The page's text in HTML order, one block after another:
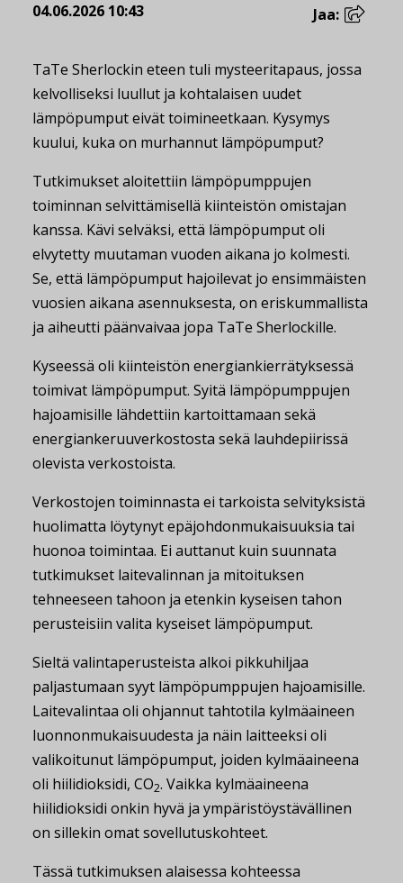
04.06.2026 10:43 Jaa:
TaTe Sherlockin eteen tuli mysteeritapaus, jossa
kelvolliseksi luullut ja kohtalaisen uudet
lämpöpumput eivät toimineetkaan. Kysymys
kuului, kuka on murhannut lämpöpumput?
Tutkimukset aloitettiin lämpöpumppujen
toiminnan selvittämisellä kiinteistön omistajan
kanssa. Kävi selväksi, että lämpöpumput oli
elvytetty muutaman vuoden aikana jo kolmesti.
Se, että lämpöpumput hajoilevat jo ensimmäisten
vuosien aikana asennuksesta, on eriskummallista
ja aiheutti päänvaivaa jopa TaTe Sherlockille.
Kyseessä oli kiinteistön energiankierrätyksessä
toimivat lämpöpumput. Syitä lämpöpumppujen
hajoamisille lähdettiin kartoittamaan sekä
energiankeruuverkostosta sekä lauhdepiirissä
olevista verkostoista.
Verkostojen toiminnasta ei tarkoista selvityksistä
huolimatta löytynyt epäjohdonmukaisuuksia tai
huonoa toimintaa. Ei auttanut kuin suunnata
tutkimukset laitevalinnan ja mitoituksen
tehneeseen tahoon ja etenkin kyseisen tahon
perusteisiin valita kyseiset lämpöpumput.
Sieltä valintaperusteista alkoi pikkuhiljaa
paljastumaan syyt lämpöpumppujen hajoamisille.
Laitevalintaa oli ohjannut tahtotila kylmäaineen
luonnonmukaisuudesta ja näin laitteeksi oli
valikoitunut lämpöpumput, joiden kylmäaineena
oli hiilidioksidi, CO2. Vaikka kylmäaineena
hiilidioksidi onkin hyvä ja ympäristöystävällinen
on sillekin omat sovellutuskohteet.
Tässä tutkimuksen alaisessa kohteessa